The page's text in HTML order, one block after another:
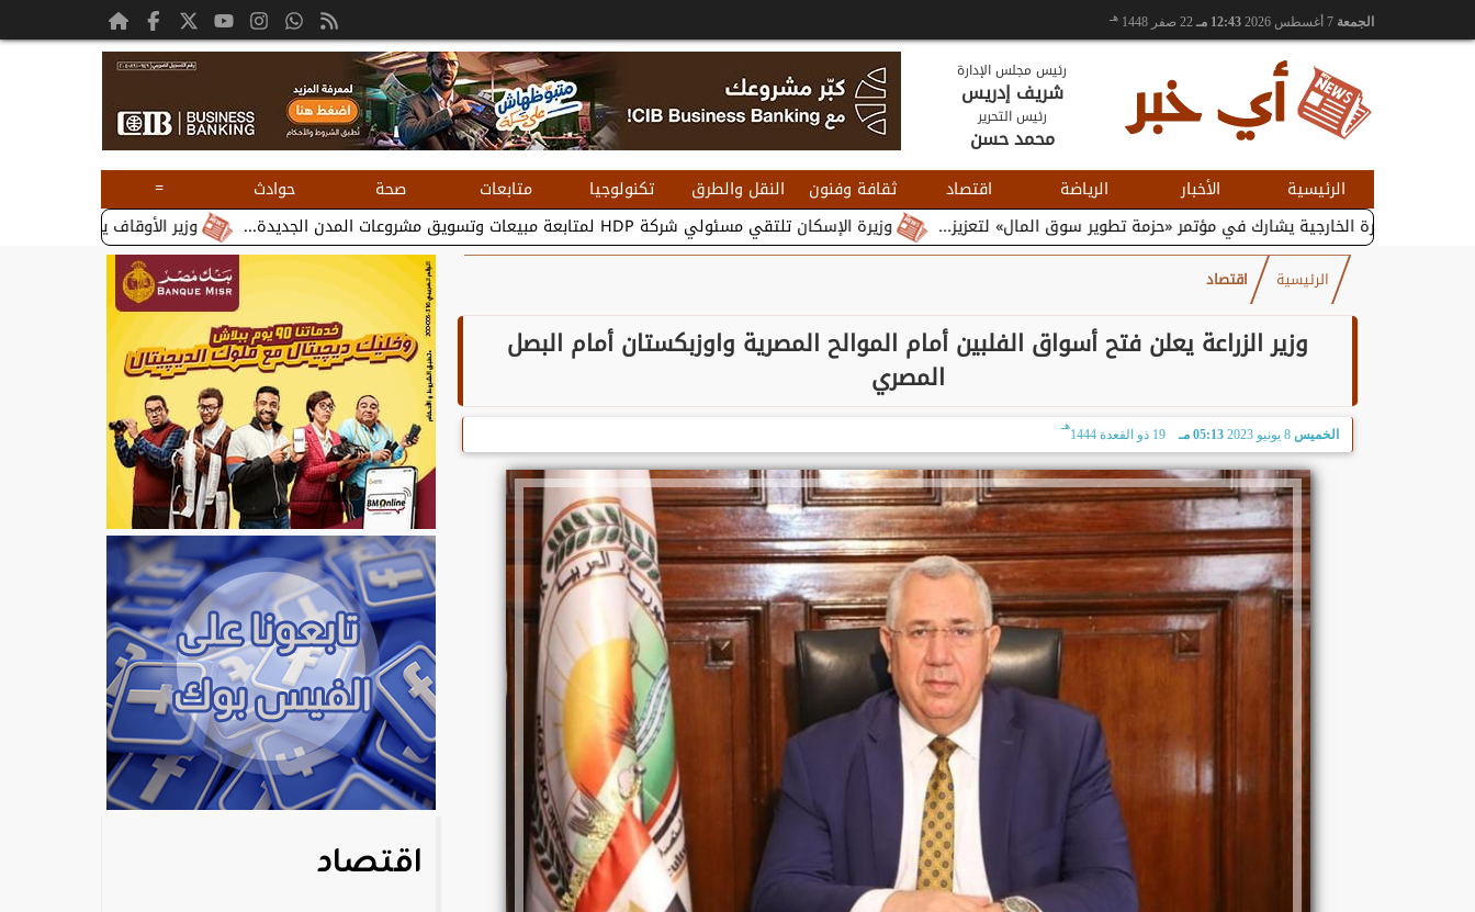
الجمعة 12:43 مـ 22 صفر 1448 هـ
رئيس مجلس الإدارة
شريف إدريس
رئيس التحرير
محمد حسن
الرئيسية الأخبار الرياضة اقتصاد ثقافة وفنون النقل والطرق تكنولوجيا متابعات صحة حوادث
=
وزير الأوقاف يستقبل بطريرك
وزيرة الإسكان تلتقي مسئولي شركة HDP لمتابعة مبيعات وتسويق مشروعات المدن الجديدة... والتجارة الخارجية يشارك في مؤتمر «حزمة تطوير سوق المال» لتعزيز...
الرئيسية اقتصاد
وزير الزراعة يعلن فتح أسواق الفلبين أمام الموالح المصرية واوزبكستان أمام البصل
المصري
الخميس 8 يونيو 2023 05:13 مـ 19 ذو القعدة 1444
هـ
اقتصاد